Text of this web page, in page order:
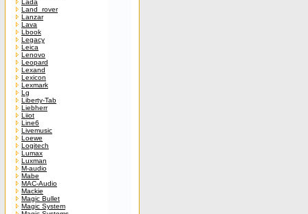
Lada
Land_rover
Lanzar
Lava
Lbook
Legacy
Leica
Lenovo
Leopard
Lexand
Lexicon
Lexmark
Lg
Liberty-Tab
Liebherr
Liiot
Line6
Livemusic
Loewe
Logitech
Lumax
Luxman
M-audio
Mabe
MAC-Audio
Mackie
Magic Bullet
Magic System